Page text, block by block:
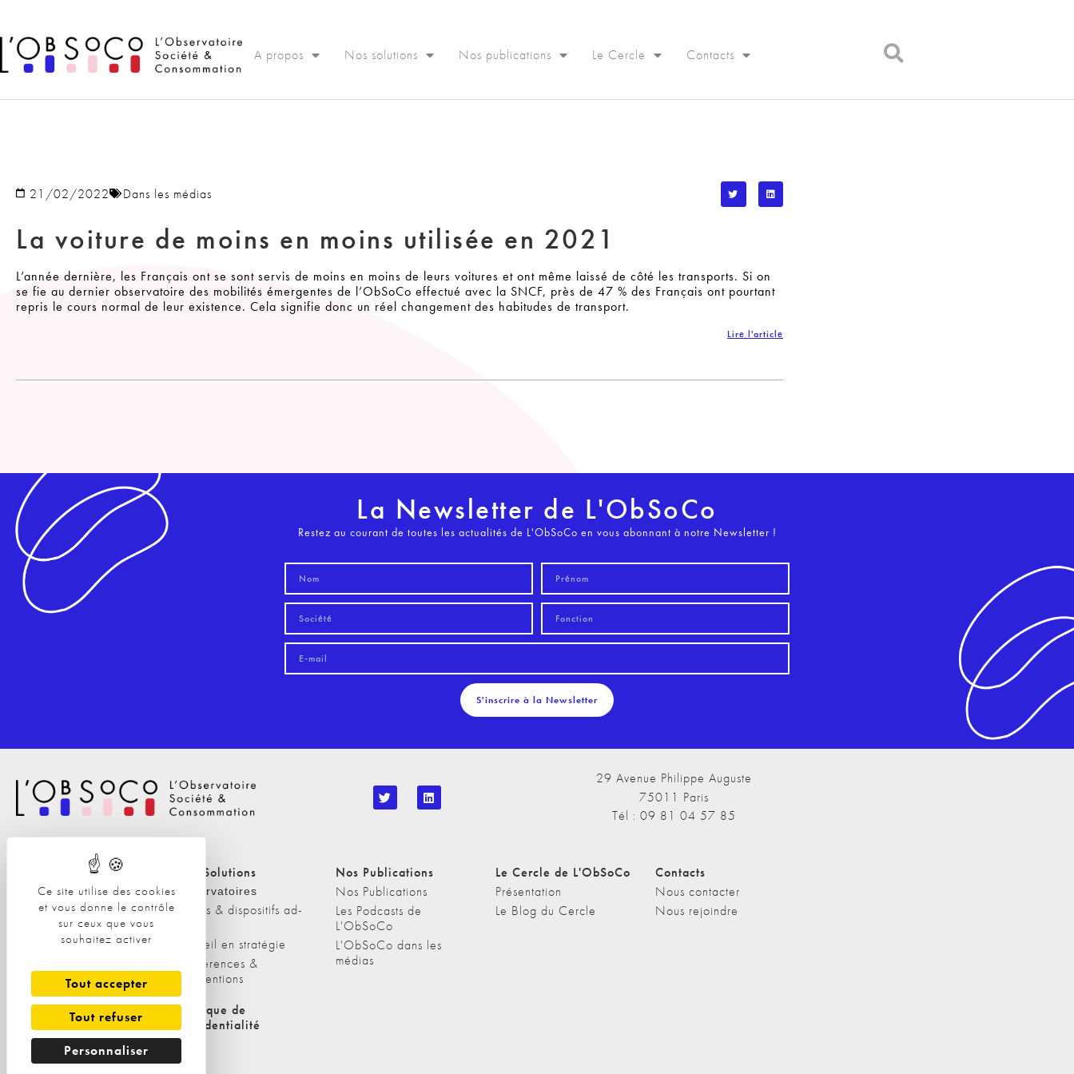
Ce site utilise des cookies
et vous donne le contrôle
sur ceux que vous
souhaitez activer
Tout accepter
Tout refuser
Personnaliser
A propos Nos solutions Nos publications Le Cercle Contacts
21/02/2022 Dans les médias
La voiture de moins en moins utilisée en 2021
L’année dernière, les Français ont se sont servis de moins en moins de leurs voitures et ont même laissé de côté les transports. Si on
se fie au dernier observatoire des mobilités émergentes de l’ObSoCo effectué avec la SNCF, près de 47 % des Français ont pourtant
repris le cours normal de leur existence. Cela signifie donc un réel changement des habitudes de transport.
Lire l'article
La Newsletter de L'ObSoCo
Restez au courant de toutes les actualités de L'ObSoCo en vous abonnant à notre Newsletter !
S'inscrire à la Newsletter
29 Avenue Philippe Auguste
75011 Paris
Tél : 09 81 04 57 85
Nos Solutions
A propos
L'équipe
Nos clients
Nos Solutions
Observatoires
Etudes & dispositifs ad-
Conseil en stratégie
Conférences &
interventions
Nos Publications
Nos Publications
Les Podcasts de
L'ObSoCo
L'ObSoCo dans les
médias
Le Cercle de L'ObSoCo
Présentation
Le Blog du Cercle
Contacts
Nous contacter
Nous rejoindre
Politique de cookies
Politique de
confidentialité